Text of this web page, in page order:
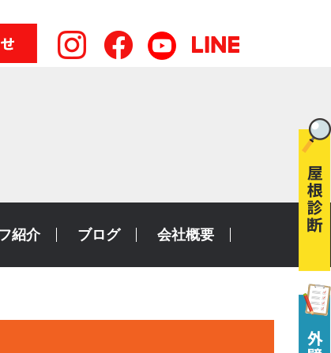
紹介 ブログ 会社概要